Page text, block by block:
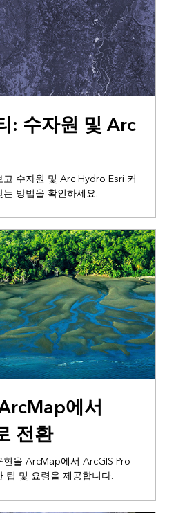
: 수자원 및 Arc
수자원 및 Arc Hydro Esri 커
방법을 확인하세요.
에서
전환
을 ArcMap에서 ArcGIS Pro
팁 및 요령을 제공합니다.